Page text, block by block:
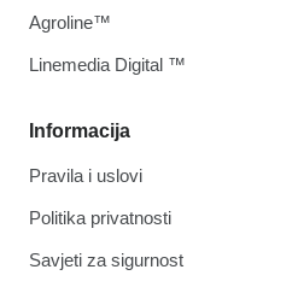
Informacija
Pravila i uslovi
Politika privatnosti
Savjeti za sigurnost
Agroline™
Linemedia Digital ™